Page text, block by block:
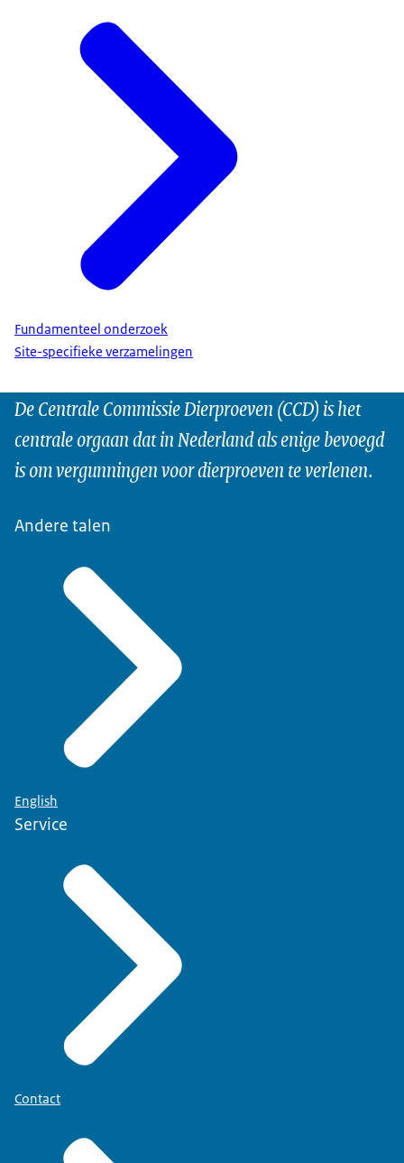
Fundamenteel onderzoek
Site-specifieke verzamelingen
De Centrale Commissie Dierproeven (CCD) is het
centrale orgaan dat in Nederland als enige bevoegd
is om vergunningen voor dierproeven te verlenen.
Andere talen
English
Service
Contact